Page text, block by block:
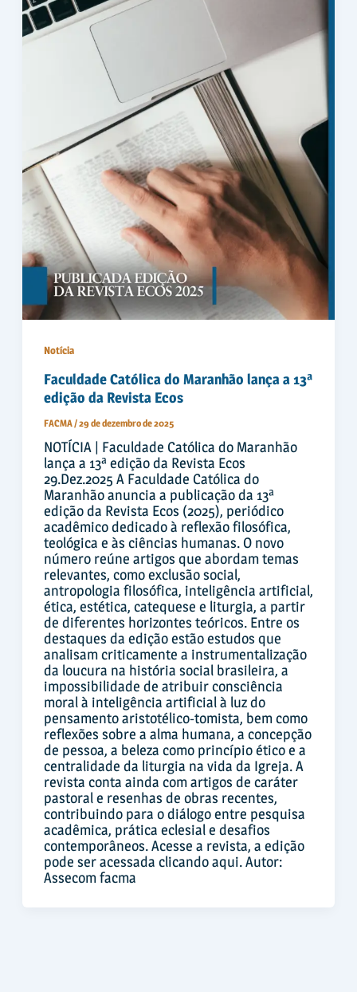
Notícia
Faculdade Católica do Maranhão lança a 13ª
edição da Revista Ecos
FACMA/29 de dezembro de 2025
NOTÍCIA | Faculdade Católica do Maranhão
lança a 13ª edição da Revista Ecos
29.Dez.2025 A Faculdade Católica do
Maranhão anuncia a publicação da 13ª
edição da Revista Ecos (2025), periódico
acadêmico dedicado à reflexão filosófica,
teológica e às ciências humanas. O novo
número reúne artigos que abordam temas
relevantes, como exclusão social,
antropologia filosófica, inteligência artificial,
ética, estética, catequese e liturgia, a partir
de diferentes horizontes teóricos. Entre os
destaques da edição estão estudos que
analisam criticamente a instrumentalização
da loucura na história social brasileira, a
impossibilidade de atribuir consciência
moral à inteligência artificial à luz do
pensamento aristotélico-tomista, bem como
reflexões sobre a alma humana, a concepção
de pessoa, a beleza como princípio ético e a
centralidade da liturgia na vida da Igreja. A
revista conta ainda com artigos de caráter
pastoral e resenhas de obras recentes,
contribuindo para o diálogo entre pesquisa
acadêmica, prática eclesial e desafios
contemporâneos. Acesse a revista, a edição
pode ser acessada clicando aqui. Autor:
Assecom facma